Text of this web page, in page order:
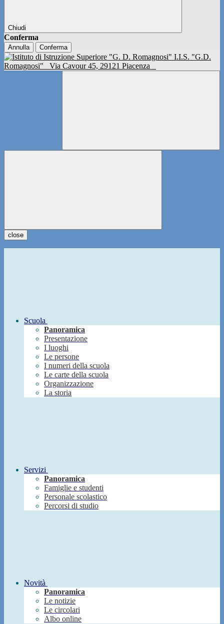
Chiudi
Conferma
Annulla Conferma
I.I.S. "G.D.
Romagnosi"
Via Cavour 45, 29121 Piacenza
close
Scuola
Panoramica
Presentazione
I luoghi
Le persone
I numeri della scuola
Le carte della scuola
Organizzazione
La storia
Servizi
Panoramica
Famiglie e studenti
Personale scolastico
Percorsi di studio
Novità
Panoramica
Le notizie
Le circolari
Albo online